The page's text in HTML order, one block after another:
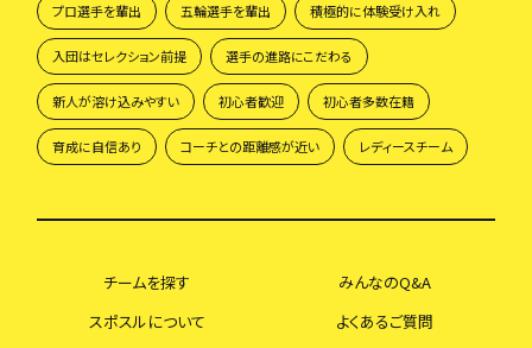
プロ選手を輩出 五輪選手を輩出 積極的に体験受け入れ
入団はセレクション前提 選手の進路にこだわる
新人が溶け込みやすい 初心者歓迎 初心者多数在籍
育成に自信あり コーチとの距離感が近い レディースチーム
チームを探す
みんなのQ&A
スポスルについて
よくあるご質問